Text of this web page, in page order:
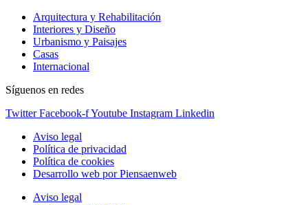
Arquitectura y Rehabilitación
Interiores y Diseño
Urbanismo y Paisajes
Casas
Internacional
Síguenos en redes
Twitter Facebook-fYoutube Instagram Linkedin
Aviso legal
Política de privacidad
Política de cookies
Desarrollo web por Piensaenweb
Aviso legal